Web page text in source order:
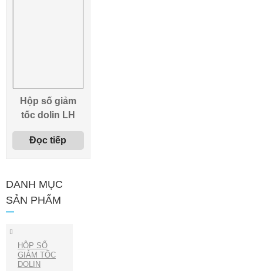
Hộp số giảm
tốc dolin LH
Đọc tiếp
DANH MỤC
SẢN PHẨM
HỘP SỐ
GIẢM TỐC
DOLIN